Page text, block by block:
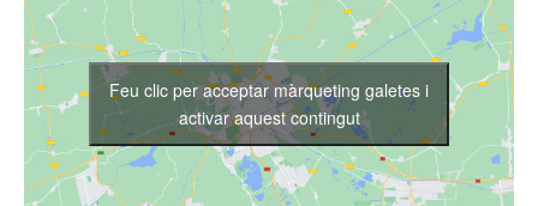
Feu clic per acceptar màrqueting galetes i
activar aquest contingut